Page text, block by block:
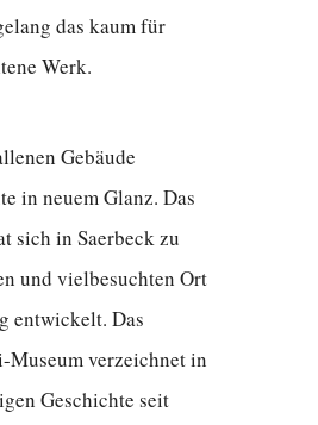
das kaum für
Werk.
Gebäude
in neuem Glanz. Das
sich in Saerbeck zu
und vielbesuchten Ort
entwickelt. Das
Museum verzeichnet in
Geschichte seit